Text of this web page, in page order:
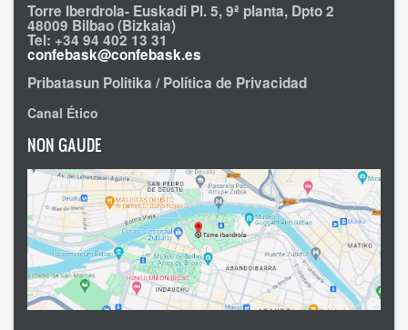
Torre Iberdrola- Euskadi Pl. 5, 9ª planta, Dpto 2
48009 Bilbao (Bizkaia)
Tel: +34 94 402 13 31
confebask@confebask.es
Pribatasun Politika / Política de Privacidad
Canal Ético
NON GAUDE